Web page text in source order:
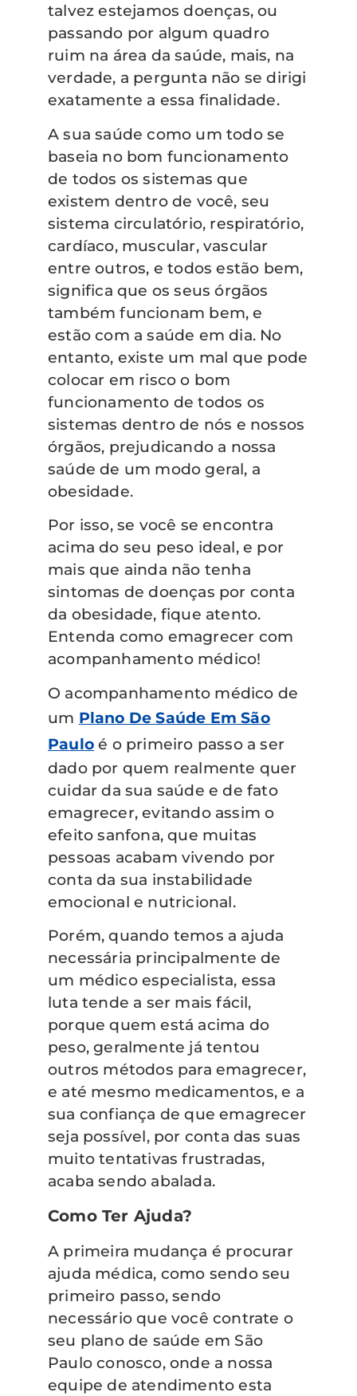
talvez estejamos doenças, ou
passando por algum quadro
ruim na área da saúde, mais, na
verdade, a pergunta não se dirigi
exatamente a essa finalidade.
A sua saúde como um todo se
baseia no bom funcionamento
de todos os sistemas que
existem dentro de você, seu
sistema circulatório, respiratório,
cardíaco, muscular, vascular
entre outros, e todos estão bem,
significa que os seus órgãos
também funcionam bem, e
estão com a saúde em dia. No
entanto, existe um mal que pode
colocar em risco o bom
funcionamento de todos os
sistemas dentro de nós e nossos
órgãos, prejudicando a nossa
saúde de um modo geral, a
obesidade.
Por isso, se você se encontra
acima do seu peso ideal, e por
mais que ainda não tenha
sintomas de doenças por conta
da obesidade, fique atento.
Entenda como emagrecer com
acompanhamento médico!
O acompanhamento médico de
um Plano De Saúde Em São
Paulo é o primeiro passo a ser
dado por quem realmente quer
cuidar da sua saúde e de fato
emagrecer, evitando assim o
efeito sanfona, que muitas
pessoas acabam vivendo por
conta da sua instabilidade
emocional e nutricional.
Porém, quando temos a ajuda
necessária principalmente de
um médico especialista, essa
luta tende a ser mais fácil,
porque quem está acima do
peso, geralmente já tentou
outros métodos para emagrecer,
e até mesmo medicamentos, e a
sua confiança de que emagrecer
seja possível, por conta das suas
muito tentativas frustradas,
acaba sendo abalada.
Como Ter Ajuda?
A primeira mudança é procurar
ajuda médica, como sendo seu
primeiro passo, sendo
necessário que você contrate o
seu plano de saúde em São
Paulo conosco, onde a nossa
equipe de atendimento esta